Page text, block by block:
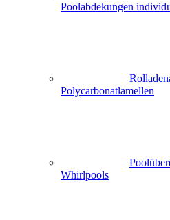
Poolabdekungen
Polycarbonatlamellen
Whirlpools